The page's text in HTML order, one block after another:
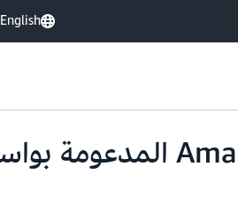
English